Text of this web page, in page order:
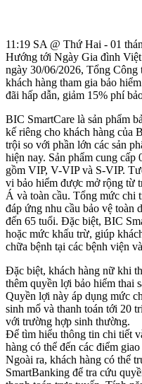
11:19 SA @ Thứ Hai - 01
Hướng tới Ngày Gia đình
ngày 30/06/2026, Tổng
khách hàng tham gia bảo
đãi hấp dẫn, giảm 15% phí
BIC SmartCare là sản phẩm
kế riêng cho khách hàng của
trội so với phần lớn các sản
hiện nay. Sản phẩm cung
gồm VIP, V-VIP và S-VIP.
vi bảo hiểm được mở rộng từ
Á và toàn cầu. Tổng mức chi
đáp ứng nhu cầu bảo vệ toàn
đến 65 tuổi. Đặc biệt, BIC
hoặc mức khấu trừ, giúp
chữa bệnh tại các bệnh viện
Đặc biệt, khách hàng nữ khi
thêm quyền lợi bảo hiểm thai
Quyền lợi này áp dụng mức
sinh mổ và thanh toán tới 20
với trường hợp sinh thường.
Để tìm hiểu thông tin chi tiết
hàng có thể đến các điểm
Ngoài ra, khách hàng có thể
SmartBanking để tra cứu